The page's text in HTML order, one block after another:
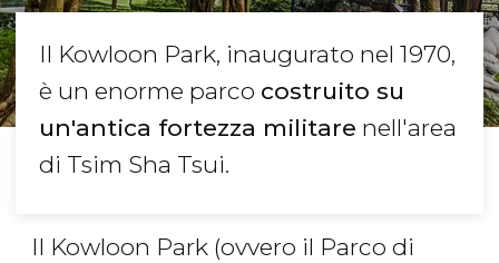
Il Kowloon Park, inaugurato nel 1970,
è un enorme parco costruito su
un'antica fortezza militare nell'area
di Tsim Sha Tsui.
Il Kowloon Park (ovvero il Parco di